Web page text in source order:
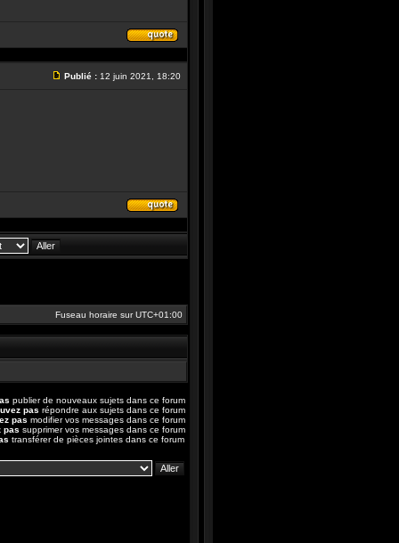
Répondre
le
Publié : 12 juin 2021, 18:20
Répondre
citant
message
Fuseau horaire surUTC+01:00
publier de nouveaux sujets dans ce forum
pas répondre aux sujets dans ce forum
pas modifier vos messages dans ce forum
pas supprimer vos messages dans ce forum
transférer de pièces jointes dans ce forum